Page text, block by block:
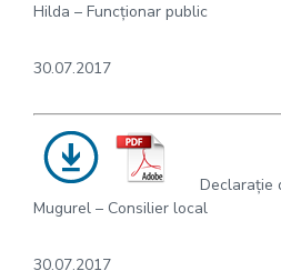
Hilda – Funcționar public
30.07.2017
Declarație
Mugurel – Consilier local
30.07.2017